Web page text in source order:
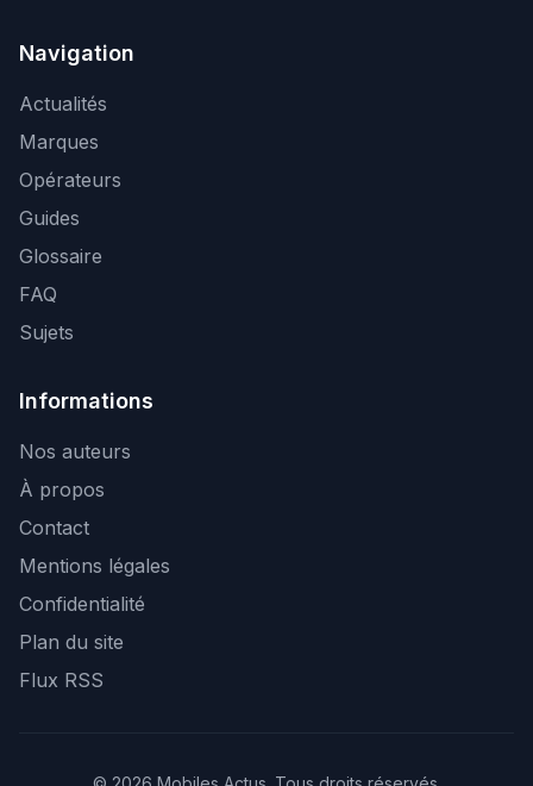
Navigation
Actualités
Marques
Opérateurs
Guides
Glossaire
FAQ
Sujets
Informations
Nos auteurs
À propos
Contact
Mentions légales
Confidentialité
Plan du site
Flux RSS